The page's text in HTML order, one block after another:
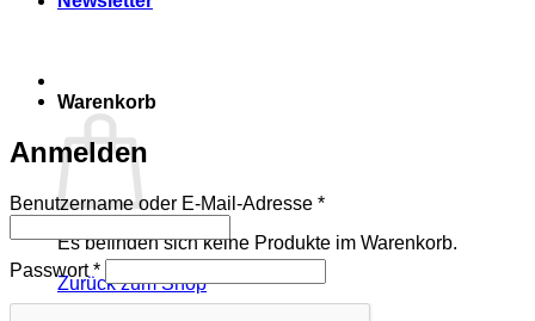
Warenkorb
Es befinden sich keine Produkte im Warenkorb.
Zurück zum Shop
Anmelden
Benutzername oder E-Mail-Adresse *Erforderlich
Passwort*Erforderlich